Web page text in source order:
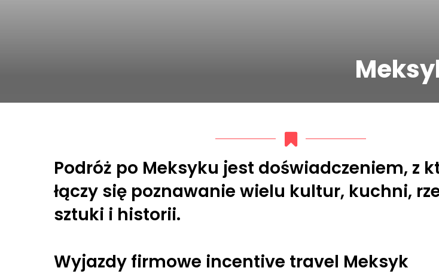
Podróż po Meksyku jest doświadczeniem, z
łączy się poznawanie wielu kultur, kuchni,
sztuki i historii.
Wyjazdy firmowe incentive travel Meksyk